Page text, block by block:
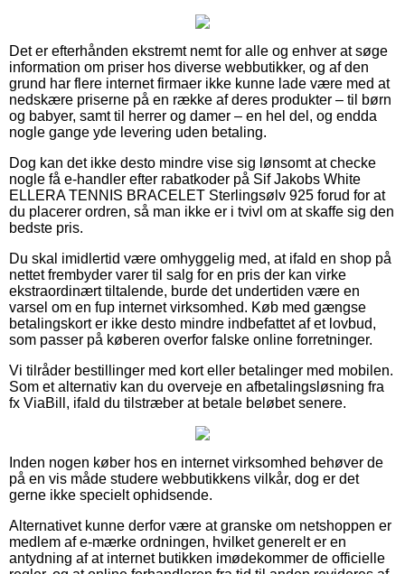
Det er efterhånden ekstremt nemt for alle og enhver at søge
information om priser hos diverse webbutikker, og af den
grund har flere internet firmaer ikke kunne lade være med at
nedskære priserne på en række af deres produkter – til børn
og babyer, samt til herrer og damer – en hel del, og endda
nogle gange yde levering uden betaling.
Dog kan det ikke desto mindre vise sig lønsomt at checke
nogle få e-handler efter rabatkoder på Sif Jakobs White
ELLERA TENNIS BRACELET Sterlingsølv 925 forud for at
du placerer ordren, så man ikke er i tvivl om at skaffe sig den
bedste pris.
Du skal imidlertid være omhyggelig med, at ifald en shop på
nettet frembyder varer til salg for en pris der kan virke
ekstraordinært tiltalende, burde det undertiden være en
varsel om en fup internet virksomhed. Køb med gængse
betalingskort er ikke desto mindre indbefattet af et lovbud,
som passer på køberen overfor falske online forretninger.
Vi tilråder bestillinger med kort eller betalinger med mobilen.
Som et alternativ kan du overveje en afbetalingsløsning fra
fx ViaBill, ifald du tilstræber at betale beløbet senere.
Inden nogen køber hos en internet virksomhed behøver de
på en vis måde studere webbutikkens vilkår, dog er det
gerne ikke specielt ophidsende.
Alternativet kunne derfor være at granske om netshoppen er
medlem af e-mærke ordningen, hvilket generelt er en
antydning af at internet butikken imødekommer de officielle